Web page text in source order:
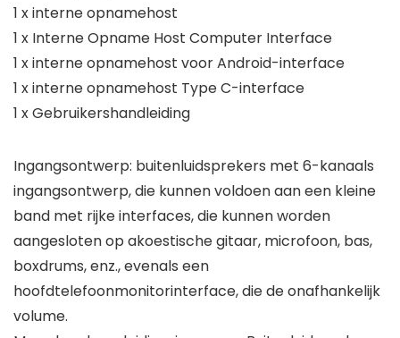
1 x interne opnamehost
1 x Interne Opname Host Computer Interface
1 x interne opnamehost voor Android-interface
1 x interne opnamehost Type C-interface
1 x Gebruikershandleiding
Ingangsontwerp: buitenluidsprekers met 6-kanaals
ingangsontwerp, die kunnen voldoen aan een kleine
band met rijke interfaces, die kunnen worden
aangesloten op akoestische gitaar, microfoon, bas,
boxdrums, enz., evenals een
hoofdtelefoonmonitorinterface, die de onafhankelijk
volume.